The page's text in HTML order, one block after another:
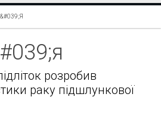
розробив
раку підшлункової